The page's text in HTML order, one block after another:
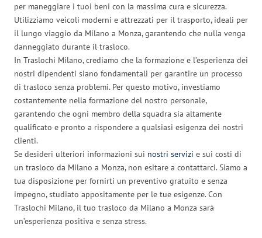
per maneggiare i tuoi beni con la massima cura e sicurezza.
Utilizziamo veicoli moderni e attrezzati per il trasporto, ideali per
il lungo viaggio da Milano a Monza, garantendo che nulla venga
danneggiato durante il trasloco.
In Traslochi Milano, crediamo che la formazione e l’esperienza dei
nostri dipendenti siano fondamentali per garantire un processo
di trasloco senza problemi. Per questo motivo, investiamo
costantemente nella formazione del nostro personale,
garantendo che ogni membro della squadra sia altamente
qualificato e pronto a rispondere a qualsiasi esigenza dei nostri
clienti.
Se desideri ulteriori informazioni sui nostri servizi e sui costi di
un trasloco da Milano a Monza, non esitare a contattarci. Siamo a
tua disposizione per fornirti un preventivo gratuito e senza
impegno, studiato appositamente per le tue esigenze. Con
Traslochi Milano, il tuo trasloco da Milano a Monza sarà
un’esperienza positiva e senza stress.